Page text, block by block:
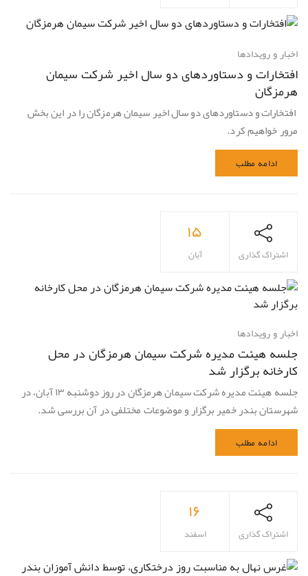
اخبار و رویدادها
افتخارات و دستاوردهای دو سال اخیر شرکت سیمان
هرمزگان
افتخارات و دستاوردهای دو سال اخیر سیمان هرمزگان را در این بخش
مرور خواهیم کرد.
ادامه مطلب
۱۵
آبان اشتراک گذاری
اخبار و رویدادها
جلسه هیئت مدیره شرکت سیمان هرمزگان در محل
کارخانه برگزار شد
جلسه هیئت مدیره شرکت سیمان هرمزگان در روز دوشنبه ۱۳ آبان، در
شهرستان بندر خمیر برگزار و موضوعات مختلفی در آن بررسی شد.
ادامه مطلب
۱۶
اسفند اشتراک گذاری